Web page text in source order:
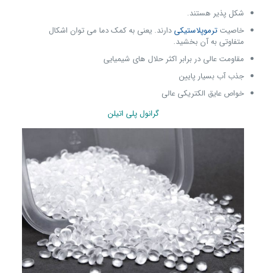
شکل پذیر هستند.
خاصیت ترموپلاستیکیدارند. یعنی به کمک دما می توان اشکال
متفاوتی به آن بخشید.
مقاومت عالی در برابر اکثر حلال های شیمیایی
جذب آب بسیار پایین
خواص عایق الکتریکی عالی
گرانول پلی اتیلن